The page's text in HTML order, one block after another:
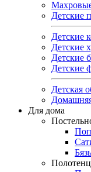
Детские
Детские
Детские
Детские
Детские
Детская
Для дома
Бязь